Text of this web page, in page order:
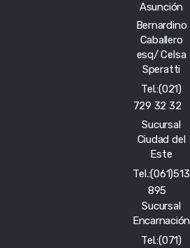
Asunción
Bernardino
Caballero
esq/ Celsa
Speratti
Tel.:(021)
729 32 32
Sucursal
Ciudad del
Este
Tel.:(061)513
895
Sucursal
Encarnación
Tel.:(071)